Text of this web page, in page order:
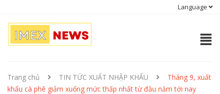
Language
Trang chủ TIN TỨC XUẤT NHẬP KHẨU
Tháng 9, xuất
khẩu cà phê giảm xuống mức thấp nhất từ đầu năm tới nay